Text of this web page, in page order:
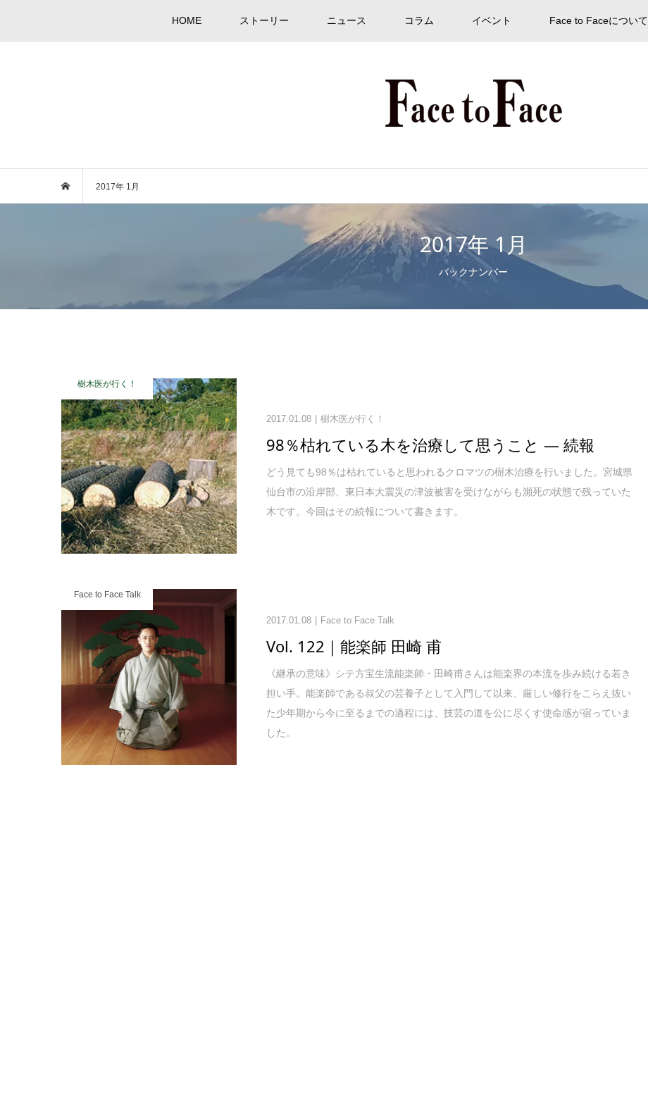
HOME ストーリー ニュース コラム イベント Face to Faceについて
2017年 1月
2017年 1月
バックナンバー
樹木医が行く！
2017.01.08 樹木医が行く！
98％枯れている木を治療して思うこと ― 続報
どう見ても98％は枯れていると思われるクロマツの樹木治療を行いました。宮城県
仙台市の沿岸部、東日本大震災の津波被害を受けながらも瀕死の状態で残っていた
木です。今回はその続報について書きます。
Face to Face Talk
2017.01.08 Face to Face Talk
Vol. 122｜能楽師 田崎 甫
《継承の意味》シテ方宝生流能楽師・田崎甫さんは能楽界の本流を歩み続ける若き
担い手。能楽師である叔父の芸養子として入門して以来、厳しい修行をこらえ抜い
た少年期から今に至るまでの過程には、技芸の道を公に尽くす使命感が宿っていま
した。